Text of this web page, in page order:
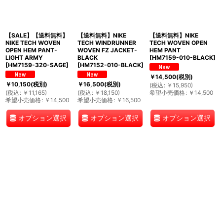
【SALE】【送料無料】
NIKE TECH WOVEN
OPEN HEM PANT-
LIGHT ARMY
[HM7159-320-SAGE]
￥10,150(税別)
(税込 : ￥ 11,165)
希望小売価格: ￥ 14,500
オプション選択
【送料無料】NIKE
TECH WINDRUNNER
WOVEN FZ JACKET-
BLACK
[HM7152-010-BLACK]
￥16,500(税別)
(税込 : ￥ 18,150)
希望小売価格: ￥ 16,500
オプション選択
【送料無料】NIKE
TECH WOVEN OPEN
HEM PANT
[HM7159-010-BLACK]
￥14,500(税別)
(税込 : ￥ 15,950)
希望小売価格: ￥ 14,500
オプション選択